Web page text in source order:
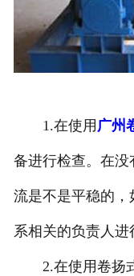
1.在使用 广州
备进行检查。在
流是不是平稳的
系相关的负责人进
2.在使用卷扬式